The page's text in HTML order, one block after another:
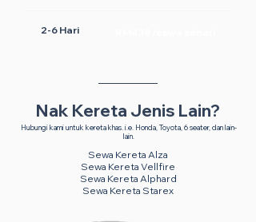
2-6 Hari
Nak Kereta Jenis Lain?
Hubungi kami untuk kereta khas. i.e. Honda, Toyota, 6 seater, dan lain-
lain.
Sewa Kereta Alza
Sewa Kereta Vellfire
Sewa Kereta Alphard
Sewa Kereta Starex